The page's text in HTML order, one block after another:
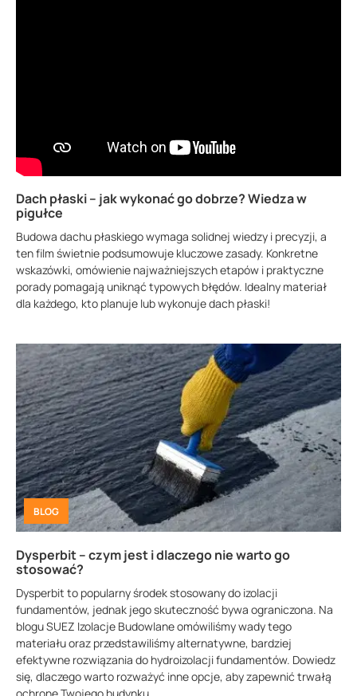
Dach płaski – jak wykonać go dobrze? Wiedza w
pigułce
Budowa dachu płaskiego wymaga solidnej wiedzy i precyzji, a
ten film świetnie podsumowuje kluczowe zasady. Konkretne
wskazówki, omówienie najważniejszych etapów i praktyczne
porady pomagają uniknąć typowych błędów. Idealny materiał
dla każdego, kto planuje lub wykonuje dach płaski!
BLOG
Dysperbit – czym jest i dlaczego nie warto go
stosować?
Dysperbit to popularny środek stosowany do izolacji
fundamentów, jednak jego skuteczność bywa ograniczona. Na
blogu SUEZ Izolacje Budowlane omówiliśmy wady tego
materiału oraz przedstawiliśmy alternatywne, bardziej
efektywne rozwiązania do hydroizolacji fundamentów. Dowiedz
się, dlaczego warto rozważyć inne opcje, aby zapewnić trwałą